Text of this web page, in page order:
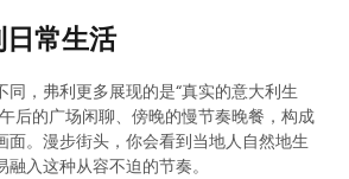
常生活
同，弗利更多展现的是“真实的意大利生
后的广场闲聊、傍晚的慢节奏晚餐，构成
面。漫步街头，你会看到当地人自然地生
入这种从容不迫的节奏。